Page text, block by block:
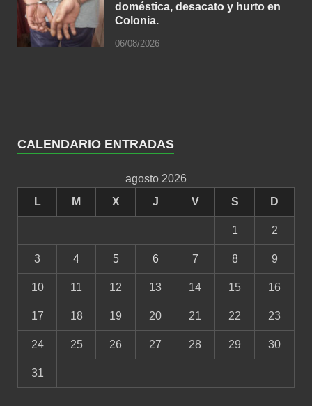
doméstica, desacato y hurto en
Colonia.
06/08/2026
CALENDARIO ENTRADAS
agosto 2026
L
M X J V S D
1 2
3 4 5 6 7 8 9
10 11 12 13 14 15 16
17 18 19 20 21 22 23
24 25 26 27 28 29 30
31